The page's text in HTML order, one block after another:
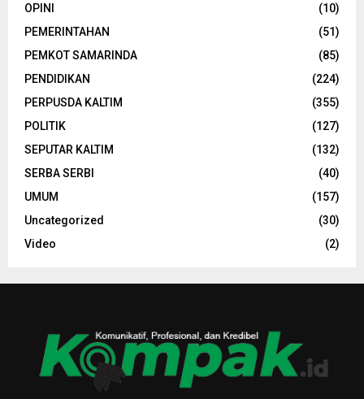
OPINI
(10)
PEMERINTAHAN
(51)
PEMKOT SAMARINDA
(85)
PENDIDIKAN
(224)
PERPUSDA KALTIM
(355)
POLITIK
(127)
SEPUTAR KALTIM
(132)
SERBA SERBI
(40)
UMUM
(157)
Uncategorized
(30)
Video
(2)